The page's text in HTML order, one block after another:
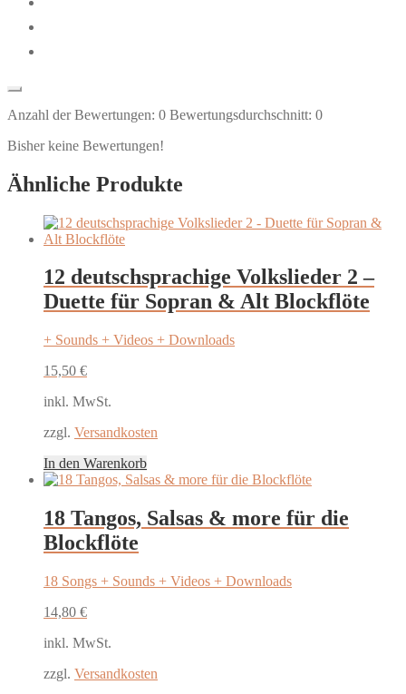
Anzahl der Bewertungen: 0 Bewertungsdurchschnitt: 0
Bisher keine Bewertungen!
Ähnliche Produkte
12 deutschsprachige Volkslieder 2 –
Duette für Sopran & Alt Blockflöte
+ Sounds + Videos + Downloads
15,50 €
inkl. MwSt.
zzgl. Versandkosten
In den Warenkorb
18 Tangos, Salsas & more für die
Blockflöte
18 Songs + Sounds + Videos + Downloads
14,80 €
inkl. MwSt.
zzgl. Versandkosten